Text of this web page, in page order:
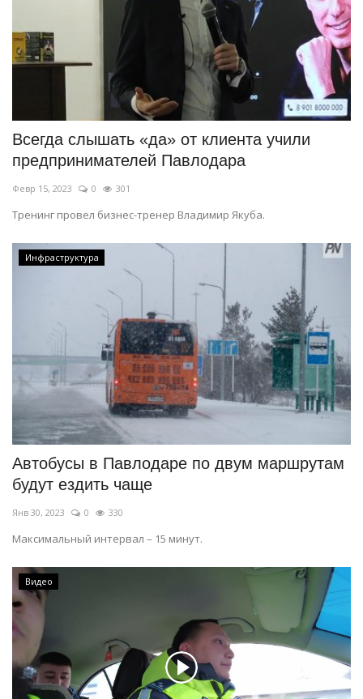
Всегда слышать «да» от клиента учили
предпринимателей Павлодара
Февр 15, 2023 0 301
Тренинг провел бизнес-тренер Владимир Якуба.
Инфраструктура
Автобусы в Павлодаре по двум маршрутам
будут ездить чаще
Янв 30, 2023 0 330
Максимальный интервал – 15 минут.
Видео